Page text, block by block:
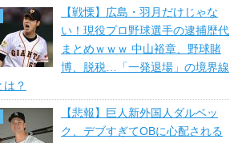
【戦慄】広島・羽月だけじゃな
い！現役プロ野球選手の逮捕歴代
まとめｗｗｗ 中山裕章、野球賭
博、脱税…「一発退場」の境界線
は？
【悲報】巨人新外国人ダルベッ
ク、デブすぎてOBに心配される